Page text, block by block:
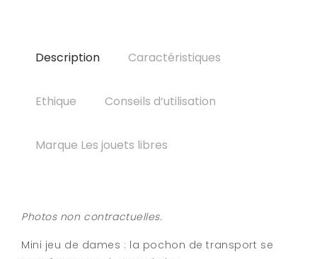
Description Caractéristiques
Ethique Conseils d‘utilisation
Marque Les jouets libres
Photos non contractuelles.
Mini jeu de dames : la pochon de transport se